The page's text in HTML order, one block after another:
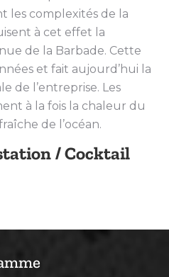
les complexités de la
à cet effet la
de la Barbade. Cette
et fait aujourd’hui la
de l’entreprise. Les
à la fois la chaleur du
de l’océan.
/ Cocktail